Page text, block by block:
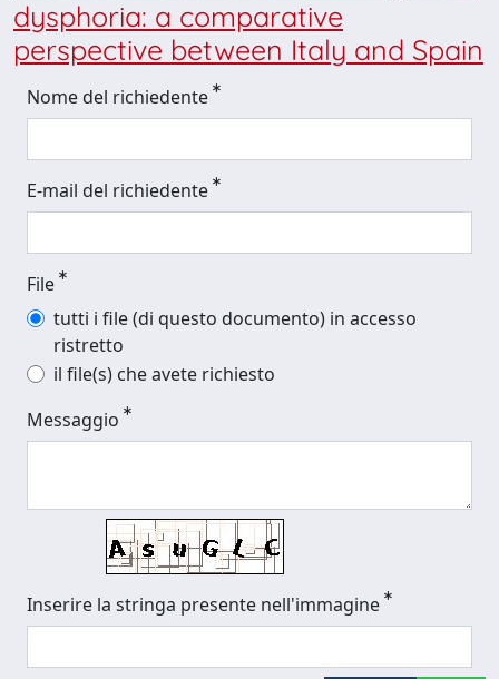
dysphoria: a comparative
perspective between Italy and Spain
Nome del richiedente
E-mail del richiedente
File
tutti i file (di questo documento) in accesso
ristretto
il file(s) che avete richiesto
Messaggio
Inserire la stringa presente nell'immagine